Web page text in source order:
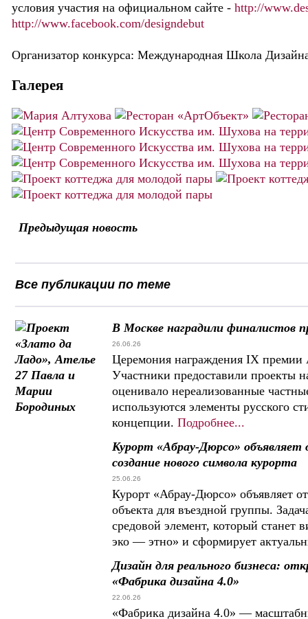
условия участия на официальном сайте - http://
http://www.facebook.com/designdebut
Организатор конкурса: Международная Школа
Галерея
Предыдущая новость
Все публикации по теме
В Москве наградили финалистов
26.06.26
Церемония награждения IX
Участники предоставили проекты
оценивало нереализованные
используются элементы русского
концепции. Подробнее...
Курорт «Абрау-Дюрсо»
создание нового символа курорта
25.06.26
Курорт «Абрау-Дюрсо» объявляет
объекта для въездной группы.
средовой элемент, который
эко — этно» и сформирует
Дизайн для реального бизнеса:
«Фабрика дизайна 4.0»
22.06.26
«Фабрика дизайна 4.0» —